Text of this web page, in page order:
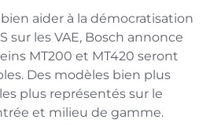
aider à la démocratisation
sur les VAE, Bosch annonce
MT200 et MT420 seront
Des modèles bien plus
plus représentés sur le
et milieu de gamme.